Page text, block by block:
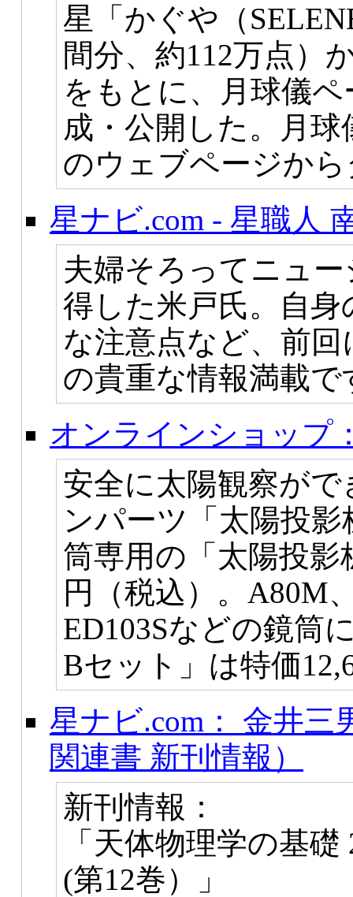
星「かぐや（
間分、約112万点）
をもとに、月球儀
成・公開した。月
のウェブページか
星ナビ.com - 星職人
夫婦そろってニュ
得した米戸氏。自
な注意点など、前
の貴重な情報満載で
オンラインショップ
安全に太陽観察が
ンパーツ「太陽投
筒専用の「太陽投影
円（税込）。A80M
ED103Sなどの鏡筒
Bセット」は特価
星ナビ.com： 金井三
関連書 新刊情報）
新刊情報：
「天体物理学の基
(第12巻）」